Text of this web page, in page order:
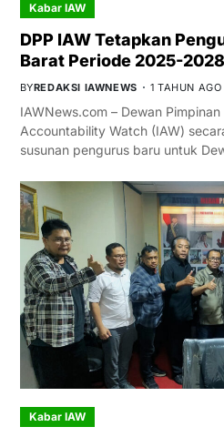
Kabar IAW
DPP IAW Tetapkan
Barat Periode 2025-2028
BYREDAKSI IAWNEWS 1 TAHUN AGO
IAWNews.com – Dewan
Accountability Watch (IAW)
susunan pengurus baru untuk
Kabar IAW